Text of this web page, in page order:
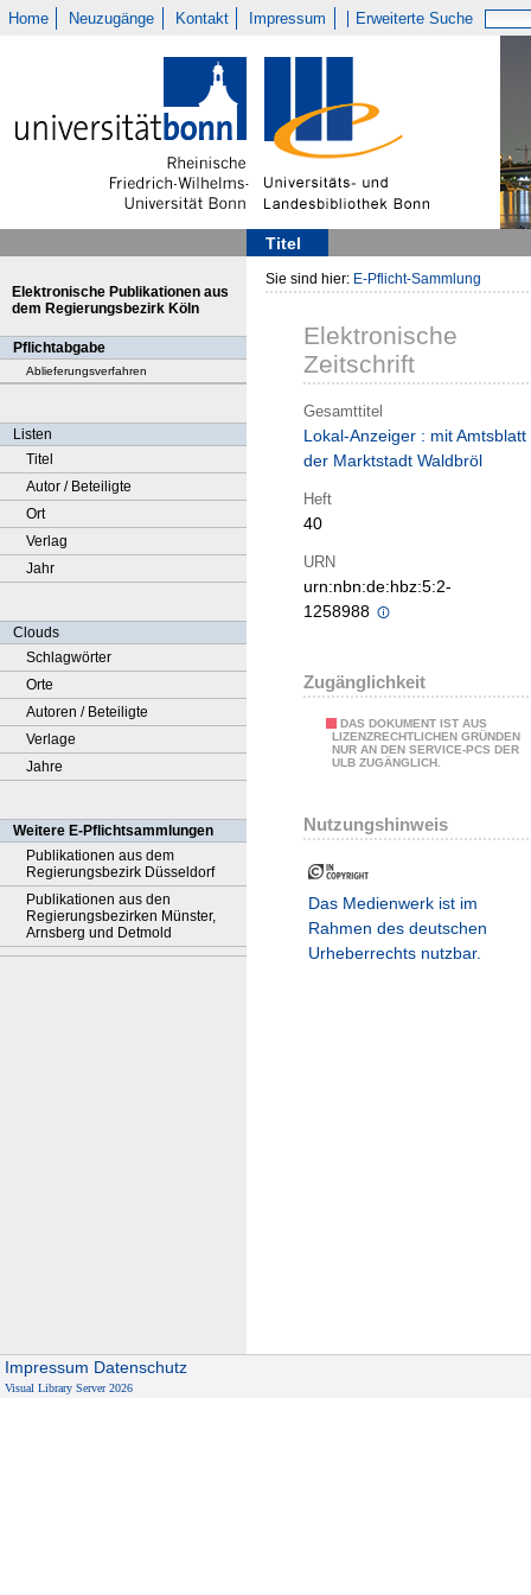
Home Neuzugänge Kontakt Impressum Erweiterte Suche
Titel
Elektronische Publikationen aus
dem Regierungsbezirk Köln
Pflichtabgabe
Ablieferungsverfahren
Listen
Titel
Autor / Beteiligte
Ort
Verlag
Jahr
Clouds
Schlagwörter
Orte
Autoren / Beteiligte
Verlage
Jahre
Weitere E-Pflichtsammlungen
Publikationen aus dem
Regierungsbezirk Düsseldorf
Publikationen aus den
Regierungsbezirken Münster,
Arnsberg und Detmold
Sie sind hier: E-Pflicht-Sammlung
Elektronische
Zeitschrift
Gesamttitel
Lokal-Anzeiger : mit Amtsblatt
der Marktstadt Waldbröl
Heft
40
URN
urn:nbn:de:hbz:5:2-
1258988
Zugänglichkeit
DAS DOKUMENT IST AUS
LIZENZRECHTLICHEN GRÜNDEN
NUR AN DEN SERVICE-PCS DER
ULB ZUGÄNGLICH.
Nutzungshinweis
Das Medienwerk ist im
Rahmen des deutschen
Urheberrechts nutzbar.
Impressum Datenschutz
Visual Library Server 2026